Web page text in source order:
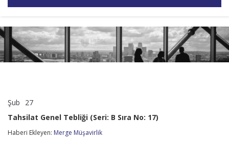
Şub 27
Tebliği
(Seri:
B
Tahsilat Genel Tebliği (Seri: B Sıra No: 17)
Haberi Ekleyen: Merge Müşavirlik